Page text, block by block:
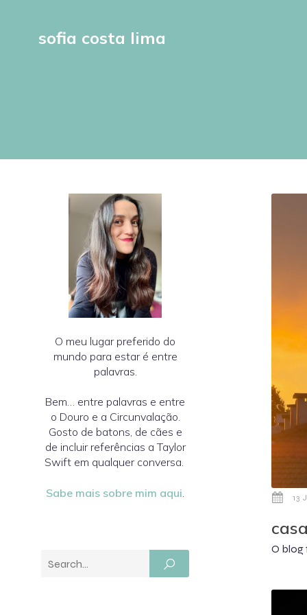
sofia costa lima
O meu lugar preferido do
mundo para estar é entre
palavras.
Bem… entre palavras e entre
o Douro e a Circunvalação.
Gosto de batons, de cães e
de incluir referências a Taylor
Swift em qualquer conversa.
Sabe mais sobre mim aqui. 13
O blog